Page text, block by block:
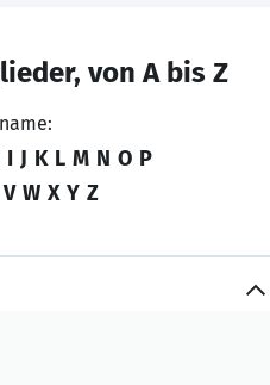
von A bis Z
I J K L M N O P
V W X Y Z